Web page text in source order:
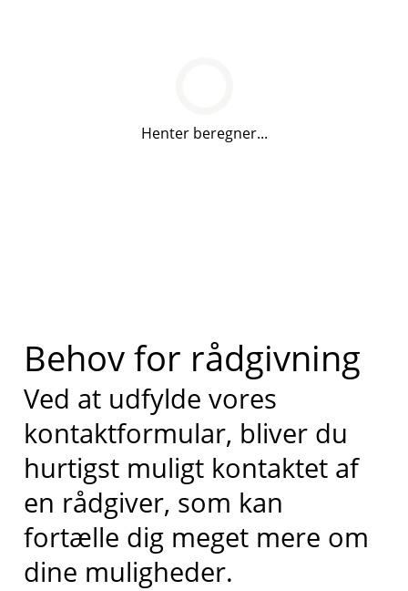
Henter beregner...
Behov for rådgivning
Ved at udfylde vores
kontaktformular, bliver du
hurtigst muligt kontaktet af
en rådgiver, som kan
fortælle dig meget mere om
dine muligheder.